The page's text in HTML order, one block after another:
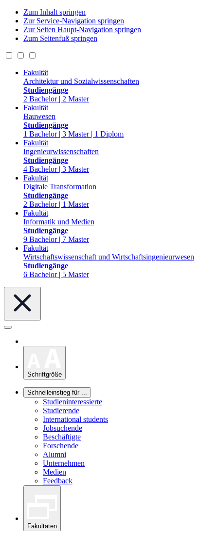
Zum Inhalt springen
Zur Service-Navigation springen
Zur Seiten Haupt-Navigation springen
Zum Seitenfuß springen
Fakultät
Architektur und Sozialwissenschaften
Studiengänge
2 Bachelor | 2 Master
Fakultät
Bauwesen
Studiengänge
1 Bachelor | 3 Master | 1 Diplom
Fakultät
Ingenieurwissenschaften
Studiengänge
4 Bachelor | 3 Master
Fakultät
Digitale Transformation
Studiengänge
2 Bachelor | 1 Master
Fakultät
Informatik und Medien
Studiengänge
9 Bachelor | 7 Master
Fakultät
Wirtschaftswissenschaft und Wirtschaftsingenieurwesen
Studiengänge
6 Bachelor | 5 Master
Schriftgröße
Schnelleinstieg für ...
Studieninteressierte
Studierende
International students
Jobsuchende
Beschäftigte
Forschende
Alumni
Unternehmen
Medien
Feedback
Fakultäten